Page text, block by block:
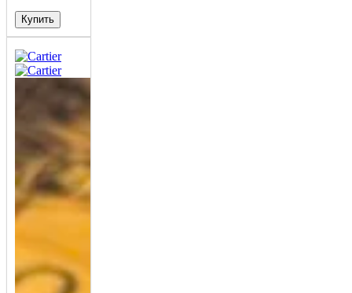
Купить